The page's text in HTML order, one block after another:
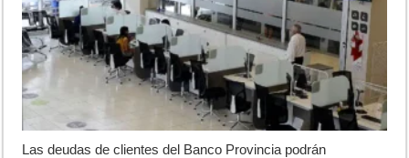
Luján volvió al Campeonato Provincial de bochas
Torres se prepara para una nueva fiesta gastronómica
Patentes: La Provincia lanzó un asistente virtual para consultar
Las deudas de clientes del Banco Provincia podrán